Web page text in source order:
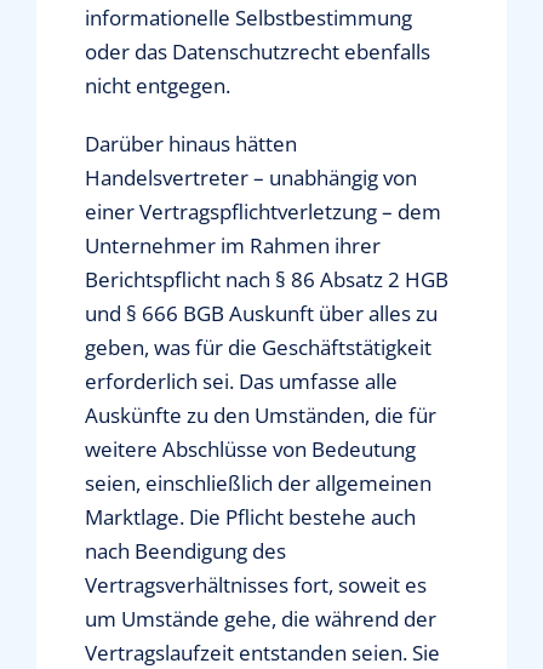
informationelle Selbstbestimmung
oder das Datenschutzrecht ebenfalls
nicht entgegen.
Darüber hinaus hätten
Handelsvertreter – unabhängig von
einer Vertragspflichtverletzung – dem
Unternehmer im Rahmen ihrer
Berichtspflicht nach § 86 Absatz 2 HGB
und § 666 BGB Auskunft über alles zu
geben, was für die Geschäftstätigkeit
erforderlich sei. Das umfasse alle
Auskünfte zu den Umständen, die für
weitere Abschlüsse von Bedeutung
seien, einschließlich der allgemeinen
Marktlage. Die Pflicht bestehe auch
nach Beendigung des
Vertragsverhältnisses fort, soweit es
um Umstände gehe, die während der
Vertragslaufzeit entstanden seien. Sie